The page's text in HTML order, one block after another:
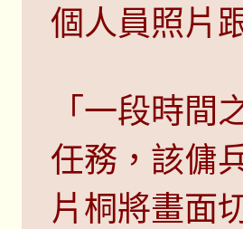
個人員照片
「一段時間
任務，該傭
片桐將畫面